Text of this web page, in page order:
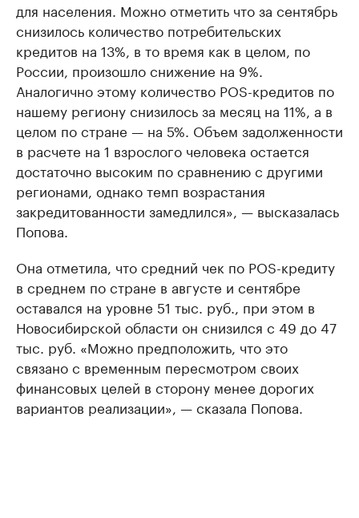
для населения. Можно отметить что за сентябрь
снизилось количество потребительских
кредитов на 13%, в то время как в целом, по
России, произошло снижение на 9%.
Аналогично этому количество POS-кредитов по
нашему региону снизилось за месяц на 11%, а в
целом по стране — на 5%. Объем задолженности
в расчете на 1 взрослого человека остается
достаточно высоким по сравнению с другими
регионами, однако темп возрастания
закредитованности замедлился», — высказалась
Попова.
Она отметила, что средний чек по POS-кредиту
в среднем по стране в августе и сентябре
оставался на уровне 51 тыс. руб., при этом в
Новосибирской области он снизился с 49 до 47
тыс. руб. «Можно предположить, что это
связано с временным пересмотром своих
финансовых целей в сторону менее дорогих
вариантов реализации», — сказала Попова.